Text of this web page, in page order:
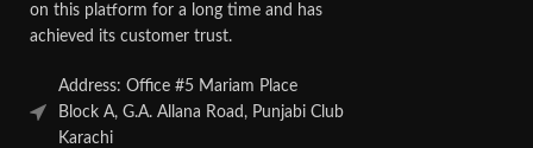
on this platform for a long time and has
achieved its customer trust.
Address: Office #5 Mariam Place
Block A, G.A. Allana Road, Punjabi Club
Karachi